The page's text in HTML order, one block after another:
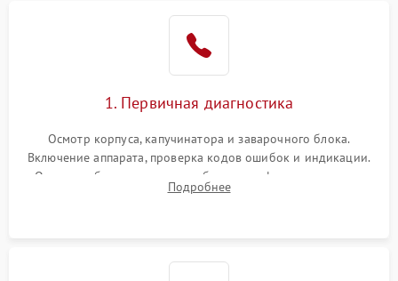
1. Первичная диагностика
Осмотр корпуса, капучинатора и заварочного блока.
Включение аппарата, проверка кодов ошибок и индикации.
Оценка работы помпы, термоблока и кофемолки на слух.
Измерение температуры и давления воды для выявления
Подробнее